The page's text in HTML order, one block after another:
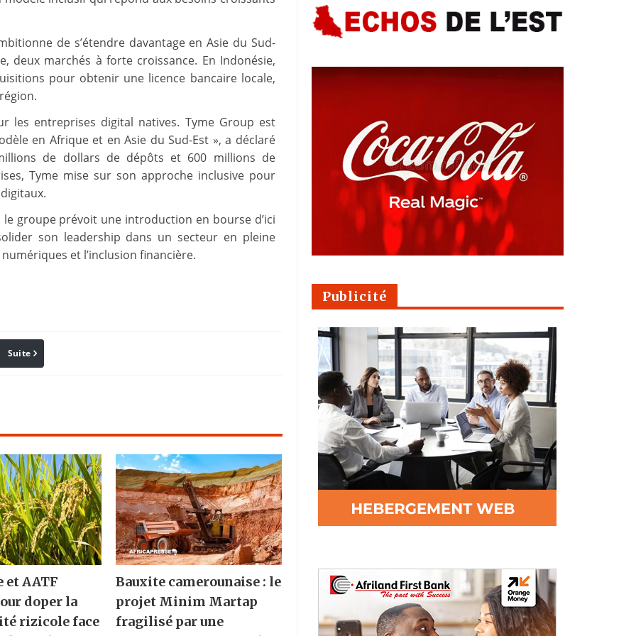
de s’étendre davantage en Asie du Sud-
deux marchés à forte croissance. En Indonésie,
pour obtenir une licence bancaire locale,
les entreprises digital natives. Tyme Group est
en Afrique et en Asie du Sud-Est », a déclaré
de dollars de dépôts et 600 millions de
Tyme mise sur son approche inclusive pour
groupe prévoit une introduction en bourse d’ici
son leadership dans un secteur en pleine
et l’inclusion financière.
Pinterest
Suite
et AATF
doper la
rizicole face
Bauxite camerounaise : le
projet Minim Martap
fragilisé par une
Publicité